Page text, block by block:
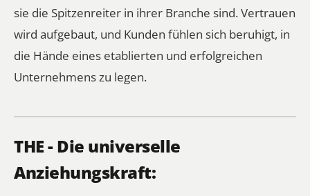
sie die Spitzenreiter in ihrer Branche sind. Vertrauen
wird aufgebaut, und Kunden fühlen sich beruhigt, in
die Hände eines etablierten und erfolgreichen
Unternehmens zu legen.
THE - Die universelle
Anziehungskraft: